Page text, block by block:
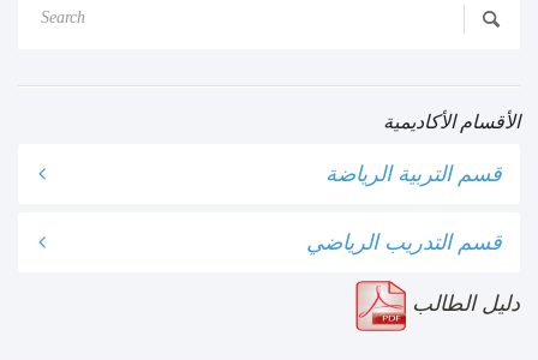
الأقسام الأكاديمية
قسم التربية الرياضة
قسم التدريب الرياضي
دليل الطالب